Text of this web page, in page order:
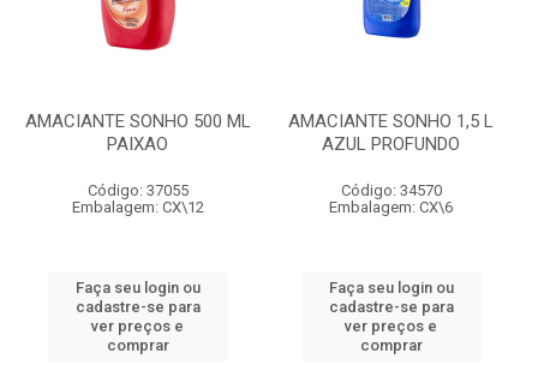
AMACIANTE SONHO 500 ML
PAIXAO
Código: 37055
Embalagem: CX\12
Faça seu login ou
cadastre-se para
ver preços e
comprar
AMACIANTE SONHO 1,5 L
AZUL PROFUNDO
Código: 34570
Embalagem: CX\6
Faça seu login ou
cadastre-se para
ver preços e
comprar